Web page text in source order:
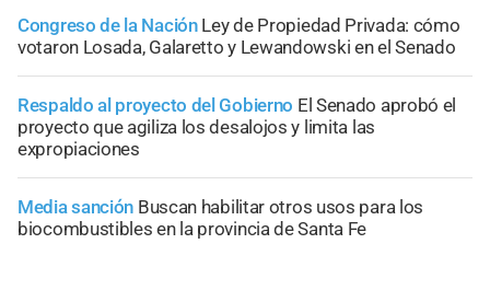
Congreso de la Nación Ley de Propiedad Privada: cómo
votaron Losada, Galaretto y Lewandowski en el Senado
Respaldo al proyecto del Gobierno El Senado aprobó el
proyecto que agiliza los desalojos y limita las
expropiaciones
Media sanción Buscan habilitar otros usos para los
biocombustibles en la provincia de Santa Fe